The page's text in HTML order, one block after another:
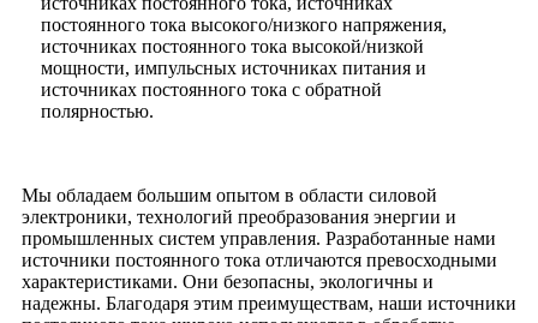
постоянного тока высокого/низкого напряжения,
источниках постоянного тока высокой/низкой
мощности, импульсных источниках питания и
источниках постоянного тока с обратной
полярностью.
Мы обладаем большим опытом в области силовой
электроники, технологий преобразования энергии и
промышленных систем управления. Разработанные нами
источники постоянного тока отличаются превосходными
характеристиками. Они безопасны, экологичны и
надежны. Благодаря этим преимуществам, наши источники